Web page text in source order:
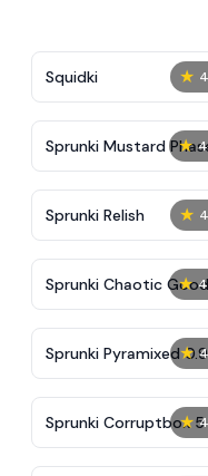
★
Squidki
★
Sprunki Mustard
2
★
Sprunki Relish
★
Sprunki Chaotic Good
★
Sprunki Pyramixed 0.9
★
Sprunki Corruptbox 5